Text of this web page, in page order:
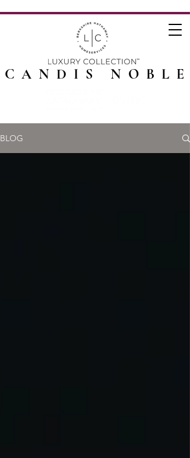
CANDIS NOBLE
BLOG